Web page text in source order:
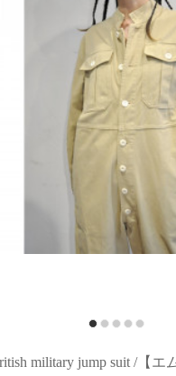
military jump suit /【